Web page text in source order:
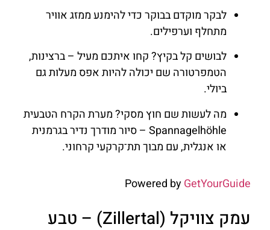
לבקר מוקדם בבוקר כדי להימנע ממזג אוויר
מתחלף וערפילים.
לבושים קל בקיץ? קחו איתכם מעיל – ברצינות,
הטמפרטורה שם יכולה להיות אפס מעלות גם
ביולי.
מה לעשות שם חוץ מסקי? מערת הקרח הטבעית
Spannagelhöhle – סיור מודרך נדיר בגרמנית
או אנגלית, עם מבוך תת־קרקעי קרחוני.
Powered byGetYourGuide
עמק צוויקל (Zillertal) – טבע